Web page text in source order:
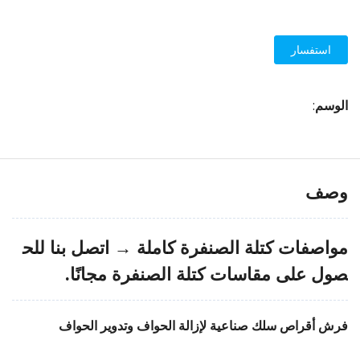
استفسار
الوسم:
وصف
مواصفات كتلة الصنفرة كاملة → اتصل بنا للح
صول على مقاسات كتلة الصنفرة مجانًا.
فرش أقراص سلك صناعية لإزالة الحواف وتدوير الحواف